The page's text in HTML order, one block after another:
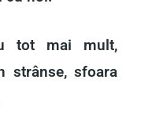
tot mai mult,
strânse, sfoara